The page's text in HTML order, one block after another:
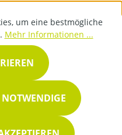
um eine bestmögliche
Mehr Informationen ...